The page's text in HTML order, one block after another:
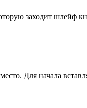
заходит шлейф
Для начала